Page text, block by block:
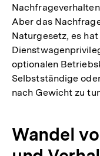
Aber das
Naturgesetz, es
optionalen
Selbstständige
nach Gewicht zu
Wandel